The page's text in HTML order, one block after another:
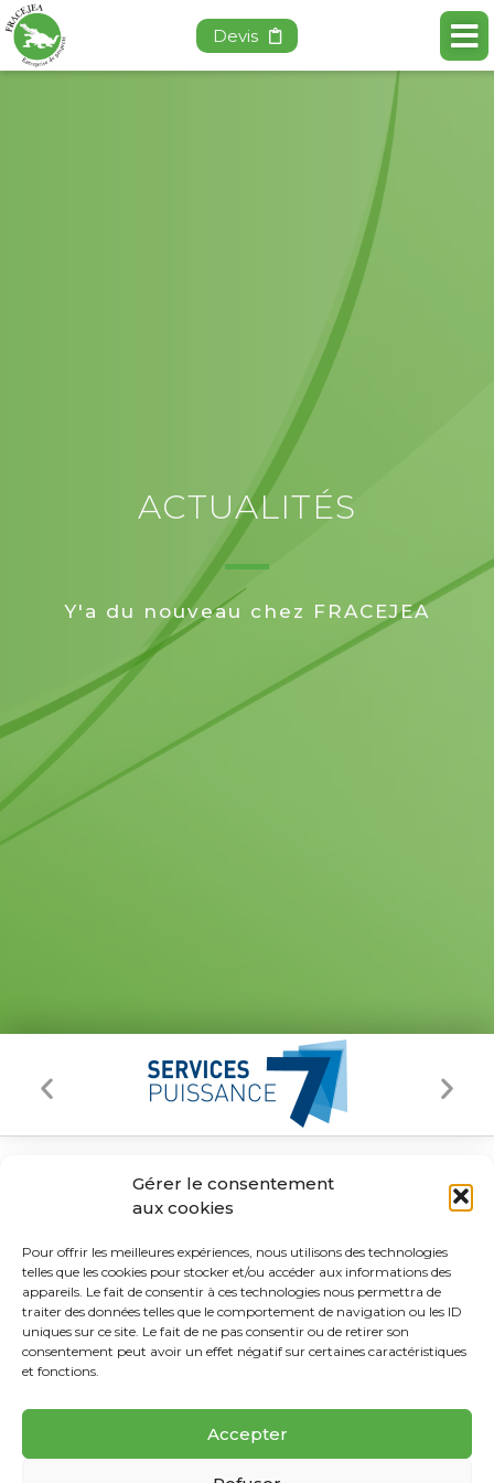
Gérer le consentement
aux cookies
Pour offrir les meilleures expériences, nous utilisons des technologies
telles que les cookies pour stocker et/ou accéder aux informations des
appareils. Le fait de consentir à ces technologies nous permettra de
traiter des données telles que le comportement de navigation ou les ID
uniques sur ce site. Le fait de ne pas consentir ou de retirer son
consentement peut avoir un effet négatif sur certaines caractéristiques
et fonctions.
Accepter
Devis
ACTUALITÉS
Y'a du nouveau chez FRACEJEA
CONTACT